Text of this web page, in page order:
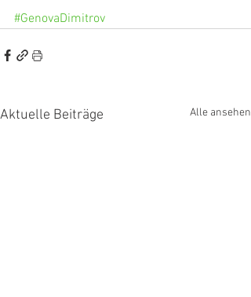
#GenovaDimitrov
Aktuelle Beiträge Alle ansehen